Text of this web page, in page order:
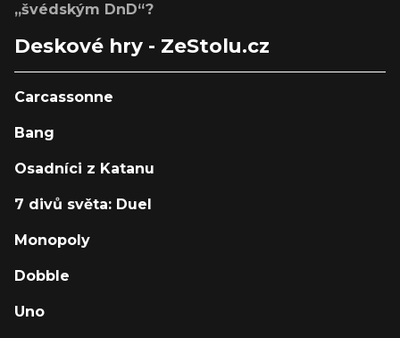
„švédským DnD“?
Deskové hry - ZeStolu.cz
Carcassonne
Bang
Osadníci z Katanu
7 divů světa: Duel
Monopoly
Dobble
Uno